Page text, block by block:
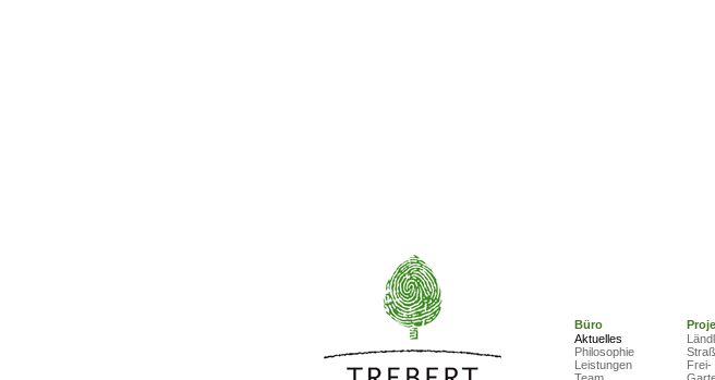
Büro
Aktuelles
Philosophie
Leistungen
Frei-